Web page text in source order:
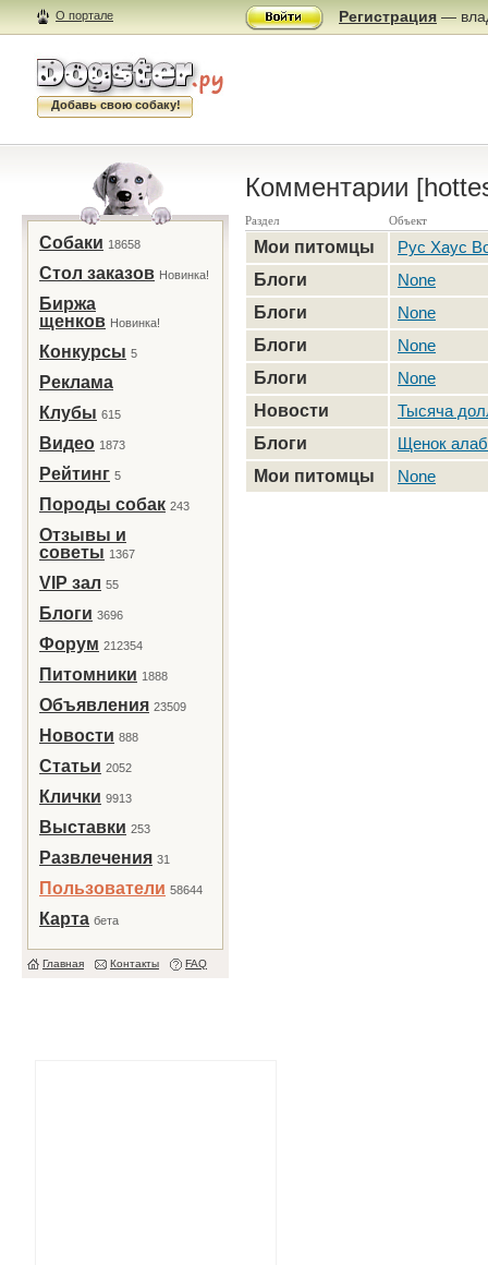
О портале Регистрация —
Добавь свою собаку!
Собаки 18658
Стол заказов Новинка!
Биржа
щенков Новинка!
Конкурсы 5
Реклама
Клубы 615
Видео 1873
Рейтинг 5
Породы собак 243
Отзывы и
советы 1367
VIP зал 55
Блоги 3696
Форум 212354
Питомники 1888
Объявления 23509
Новости 888
Статьи 2052
Клички 9913
Выставки 253
Развлечения 31
Пользователи 58644
Карта бета
Главная Контакты FAQ
Комментарии
Раздел Объект
Мои питомцы
Рус Хаус
Блоги
None
Блоги
None
Блоги
None
Блоги
None
Новости
Тысяча
Блоги
Щенок
Мои питомцы
None